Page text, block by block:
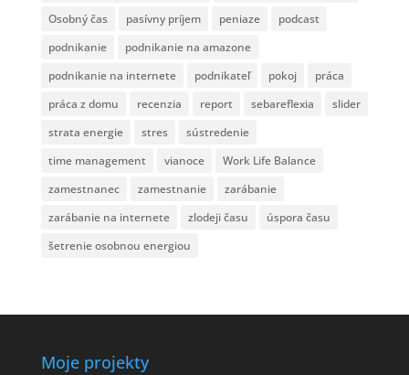
Osobný čas
pasívny príjem peniaze
podcast
podnikanie
podnikanie na amazone
podnikanie na internete
podnikateľ pokoj
práca
práca z domu
recenzia report sebareflexia
slider
strata energie
stres
sústredenie
time management
vianoce
Work Life Balance
zamestnanec
zamestnanie
zarábanie
zarábanie na internete
zlodeji času
úspora času
šetrenie osobnou energiou
Moje projekty